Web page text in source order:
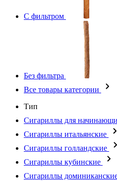
С фильтром
Без фильтра
Все товары категории
Тип
Сигариллы для
Сигариллы итальянские
Сигариллы голландские
Сигариллы кубинские
Сигариллы